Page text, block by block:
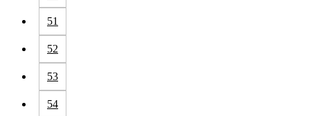
51
52
53
54